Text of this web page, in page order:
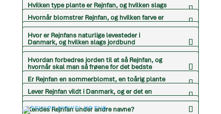
Hvilken type plante er Rejnfan, og hvilken slags
blomster får den?
Hvornår blomstrer Rejnfan, og hvilken farve er
blomsterne?
Hvor høj bliver Rejnfan?
Hvor er Rejnfans naturlige levesteder i
Danmark, og hvilken slags jordbund
foretrækker den?
Har Rejnfan nogle særlige kendetegn?
Hvordan forbedres jorden til at så Rejnfan, og
hvornår skal man så frøene for det bedste
resultat?
Er Rejnfan en sommerblomst, en toårig plante
eller en staude?
Lever Rejnfan vildt i Danmark, og er det en
hjemmehørende plante?
Hvilke insekter er Rejnfan værtsplante for?
Kendes Rejnfan under andre navne?